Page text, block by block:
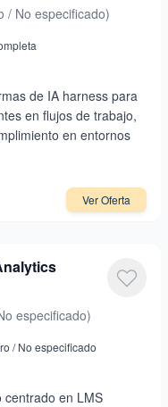
/ No especificado)
de IA harness para
en flujos de trabajo,
en entornos
Ver Oferta
especificado)
/ No especificado
centrado en LMS